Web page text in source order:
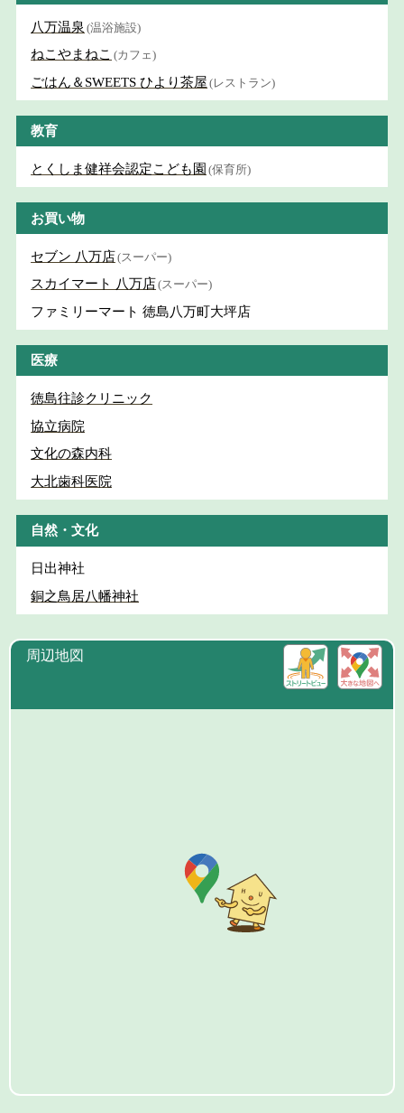
八万温泉 (温浴施設)
ねこやまねこ (カフェ)
ごはん＆SWEETS ひより茶屋 (レストラン)
教育
とくしま健祥会認定こども園 (保育所)
お買い物
セブン 八万店(スーパー)
スカイマート 八万店(スーパー)
ファミリーマート 徳島八万町大坪店
医療
徳島往診クリニック
協立病院
文化の森内科
大北歯科医院
自然・文化
日出神社
銅之鳥居八幡神社
周辺地図